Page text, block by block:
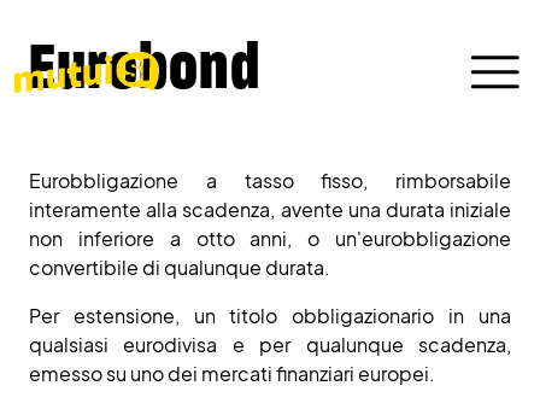
Eurobond
Eurobbligazione a tasso fisso, rimborsabile
interamente alla scadenza, avente una durata iniziale
non inferiore a otto anni, o un'eurobbligazione
convertibile di qualunque durata.
Per estensione, un titolo obbligazionario in una
qualsiasi eurodivisa e per qualunque scadenza,
emesso su uno dei mercati finanziari europei.